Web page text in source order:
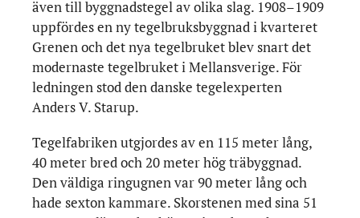
även till byggnadstegel av olika slag. 1908–1909
uppfördes en ny tegelbruksbyggnad i kvarteret
Grenen och det nya tegelbruket blev snart det
modernaste tegelbruket i Mellansverige. För
ledningen stod den danske tegelexperten
Anders V. Starup.
Tegelfabriken utgjordes av en 115 meter lång,
40 meter bred och 20 meter hög träbyggnad.
Den väldiga ringugnen var 90 meter lång och
hade sexton kammare. Skorstenen med sina 51